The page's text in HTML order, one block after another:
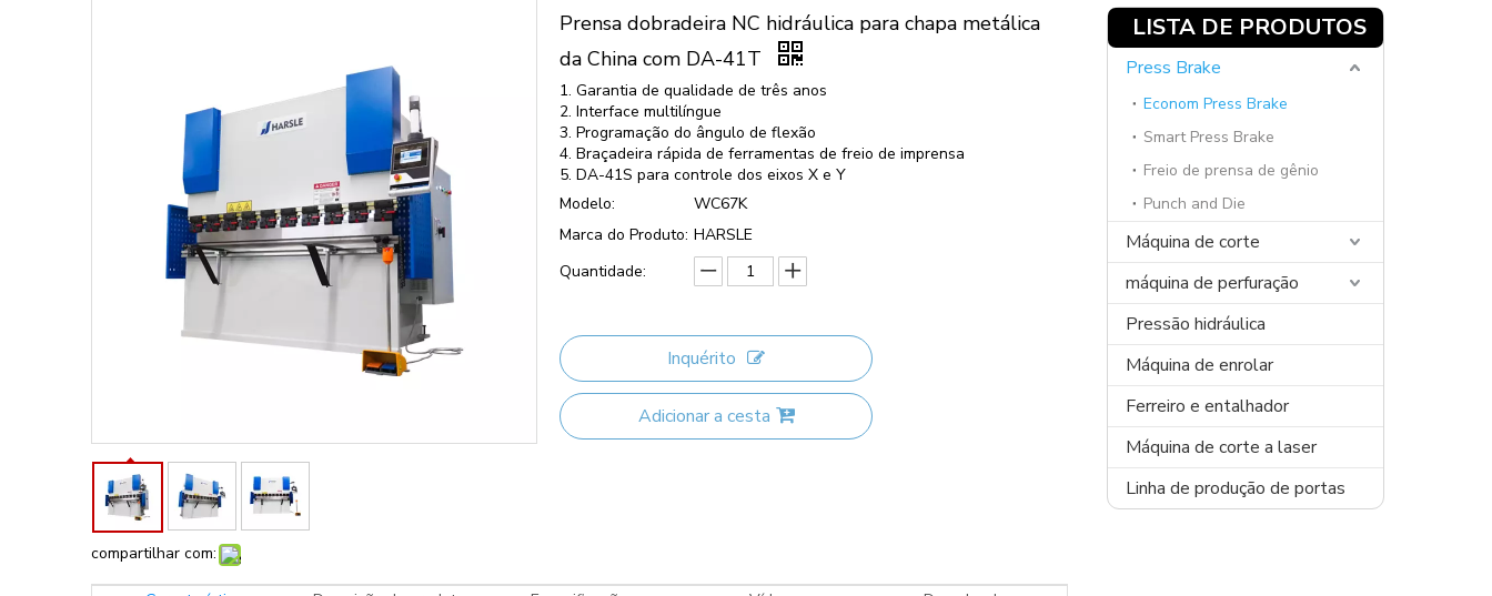
compartilhar com:
Prensa dobradeira NC hidráulica para chapa metálica
da China com DA-41T
1. Garantia de qualidade de três anos
2. Interface multilíngue
3. Programação do ângulo de flexão
4. Braçadeira rápida de ferramentas de freio de imprensa
5. DA-41S para controle dos eixos X e Y
Modelo:
WC67K
Marca do Produto: HARSLE
Quantidade:
Inquérito
Adicionar a cesta
LISTA DE PRODUTOS
Press Brake
Econom Press Brake
Smart Press Brake
Freio de prensa de gênio
Punch and Die
Máquina de corte
máquina de perfuração
Pressão hidráulica
Máquina de enrolar
Ferreiro e entalhador
Máquina de corte a laser
Linha de produção de portas